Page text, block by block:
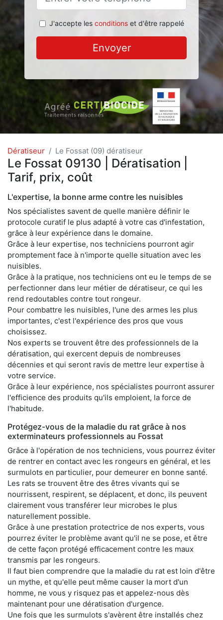
J'accepte les conditionset d'être rappelé
Envoyer
Dératiseur Le Fossat (09) dératiseur
Le Fossat 09130 | Dératisation |
Tarif, prix, coût
L'expertise, la bonne arme contre les nuisibles
Nos spécialistes savent de quelle manière définir le
protocole curatif le plus adapté à votre cas d'infestation,
grâce à leur expérience dans le domaine.
Grâce à leur expertise, nos techniciens pourront agir
promptement face à n'importe quelle situation avec les
nuisibles.
Grâce à la pratique, nos techniciens ont eu le temps de se
perfectionner dans leur métier de dératiseur, ce qui les
rend redoutables contre tout rongeur.
Pour combattre les nuisibles, l'une des armes les plus
importantes, c'est l'expérience des pros que vous
choisissez.
Nos experts se trouvent être des professionnels de la
dératisation, qui exercent depuis de nombreuses
décennies et qui seront ravis de mettre leur expertise à
votre service.
Grâce à leur expérience, nos spécialistes pourront assurer
l'efficience des produits qu'ils emploient, la force de
l'habitude.
Protégez-vous de la maladie du rat grâce à nos
exterminateurs professionnels au Fossat
Grâce à l'opération de nos techniciens, vous pourrez éviter
de rentrer en contact avec les rongeurs en général, et les
surmulots en particulier, pour demeurer en bonne santé.
Les rats se trouvent être des êtres vivants qui se
nourrissent, respirent, se déplacent, et donc, ils peuvent
clairement vous transférer leur microbes le plus
naturellement possible.
Grâce à une prestation protectrice de nos experts, vous
pourrez éviter le problème avant qu'il ne se pose, et être
de cette façon protégé efficacement contre les maux
transmis par les rongeurs.
Il faut bien comprendre que la maladie du rat est loin d'être
un mythe, et qu'elle peut même causer la mort d'un
homme, ne vous y risquez pas et appelez-nous dès
maintenant pour une dératisation d'urgence.
Une fois que les surmulots s'avèrent être installés chez